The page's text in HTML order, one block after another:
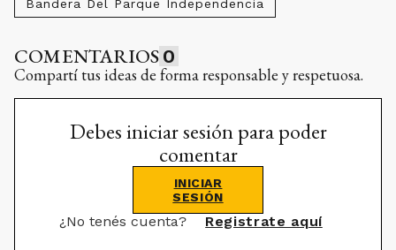
Bandera Del Parque Independencia
COMENTARIOS 0
Compartí tus ideas de forma responsable y respetuosa.
Debes iniciar sesión para poder
comentar
INICIAR
SESIÓN
¿No tenés cuenta? Registrate aquí